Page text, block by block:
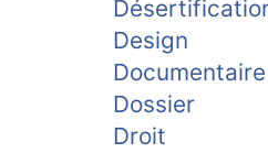
Design
Documentaire
Dossier
Droit